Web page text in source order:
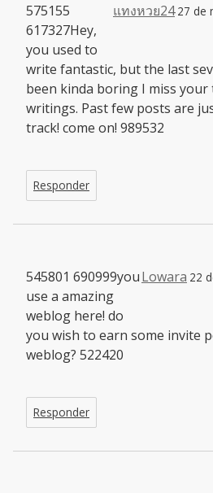
แทงหวย24 27 de
575155
617327Hey,
you used to
write fantastic, but the last
been kinda boring I miss your
writings. Past few posts are
track! come on! 989532
Responder
Lowara 22
545801 690999you
use a amazing
weblog here! do
you wish to earn some invite
weblog? 522420
Responder